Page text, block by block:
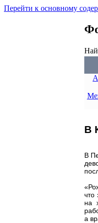
Перейти к основному
В
В
что
на
а